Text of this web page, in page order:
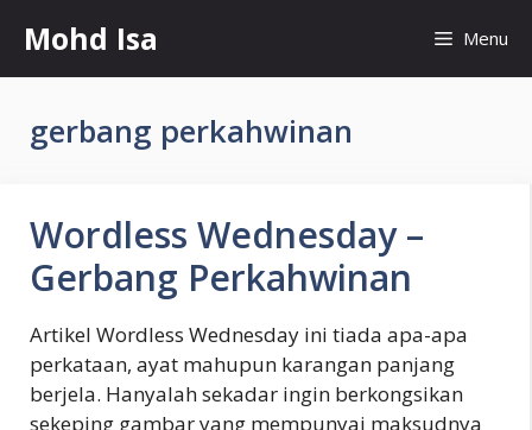
content
Mohd Isa Menu
gerbang perkahwinan
Wordless Wednesday –
Gerbang Perkahwinan
Artikel Wordless Wednesday ini tiada apa-apa
perkataan, ayat mahupun karangan panjang
berjela. Hanyalah sekadar ingin berkongsikan
sekeping gambar yang mempunyai maksudnya